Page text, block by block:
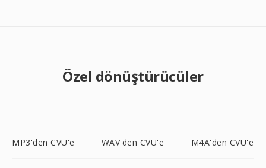
Özel dönüştürücüler
MP3'den CVU'e WAV'den CVU'e M4A'den CVU'e